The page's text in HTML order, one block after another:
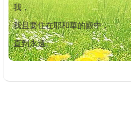
我，
我且要住在耶和華的殿中，
直到永遠。